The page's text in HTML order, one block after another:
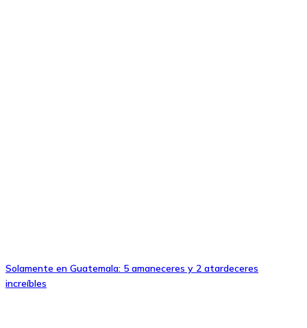
Solamente en Guatemala: 5 amaneceres y 2 atardeceres
increíbles